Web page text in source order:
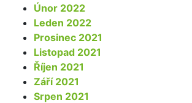
Únor 2022
Leden 2022
Prosinec 2021
Listopad 2021
Říjen 2021
Září 2021
Srpen 2021